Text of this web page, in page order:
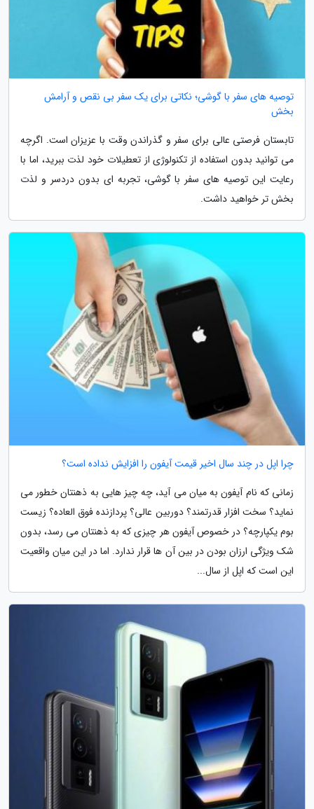
توصیه های سفر با گوشی؛ نکاتی برای یک سفر بی نقص و آرامش
بخش
تابستان فرصتی عالی برای سفر و گذراندن وقت با عزیزان است. اگرچه
می توانید بدون استفاده از تکنولوژی از تعطیلات خود لذت ببرید، اما با
رعایت این توصیه های سفر با گوشی، تجربه ای بدون دردسر و لذت
بخش تر خواهید داشت.
چرا اپل در چند سال اخیر قیمت آیفون را افزایش نداده است؟
زمانی که نام آیفون به میان می آید، چه چیز هایی به ذهنتان خطور می
نماید؟ سخت افزار قدرتمند؟ دوربین عالی؟ پردازنده فوق العاده؟ زیست
بوم یکپارچه؟ در خصوص آیفون هر چیزی که به ذهنتان می رسد، بدون
شک ویژگی ارزان بودن در بین آن ها قرار ندارد. اما در این میان واقعیت
این است که اپل از سال...